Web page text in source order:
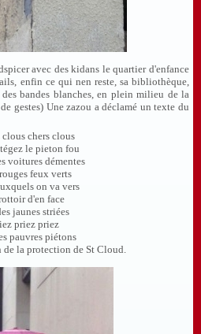
avec des kidans le quartier d'enfance
enfin ce qui nen reste, sa bibliothèque,
bandes blanches, en plein milieu de la
gestes) Une zazou a déclamé un texte du
chers clous
le pieton fou
voitures démentes
feux verts
on va vers
d'en face
jaunes striées
priez priez
pauvres piétons
de la protection de St Cloud.